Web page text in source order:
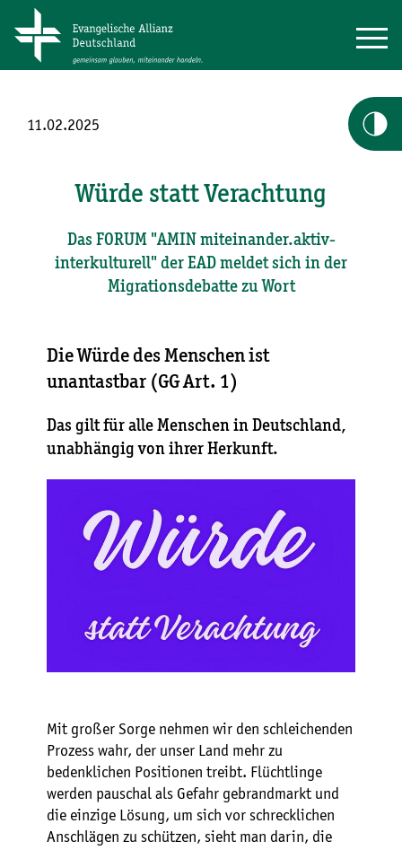
11.02.2025
Würde statt Verachtung
Das FORUM "AMIN miteinander.aktiv-
interkulturell" der EAD meldet sich in der
Migrationsdebatte zu Wort
Die Würde des Menschen ist
unantastbar (GG Art. 1)
Das gilt für alle Menschen in Deutschland,
unabhängig von ihrer Herkunft.
Mit großer Sorge nehmen wir den schleichenden
Prozess wahr, der unser Land mehr zu
bedenklichen Positionen treibt. Flüchtlinge
werden pauschal als Gefahr gebrandmarkt und
die einzige Lösung, um sich vor schrecklichen
Anschlägen zu schützen, sieht man darin, die